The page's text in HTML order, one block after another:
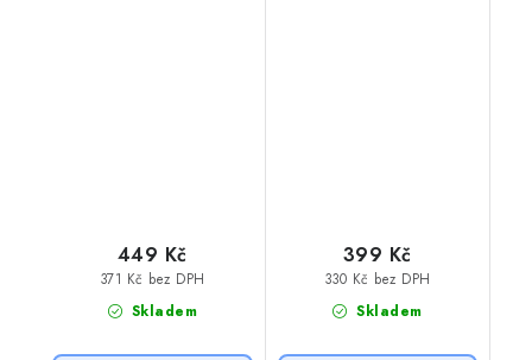
Skladem
371 Kč bez DPH
449 Kč
Skladem
330 Kč bez DPH
399 Kč